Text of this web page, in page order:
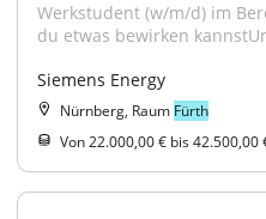
Werkstudent (w/m/d) im
du etwas bewirken
Siemens Energy
Nürnberg, Raum Fürth
Von 22.000,00 € bis 42.500,00